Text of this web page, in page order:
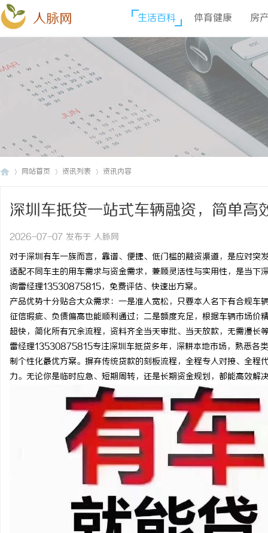
人脉网 生活百科 体育健康 房
网站首页 资讯列表 资讯内容
深圳车抵贷一站式车辆融资，简单高
2026-07-07 发布于 人脉网
对于深圳有车一族而言，靠谱、便捷、低门槛的融资渠道，是应对
适配不同车主的用车需求与资金需求，兼顾灵活性与实用性，是当
询雷经理13530875815，免费评估、快速出方案。
产品优势十分贴合大众需求：一是准入宽松，只要本人名下有合规
征信瑕疵、负债偏高也能顺利通过；二是额度充足，根据车辆市场
超快，简化所有冗余流程，资料齐全当天审批、当天放款，无需漫长
雷经理13530875815专注深圳车抵贷多年，深耕本地市场，熟悉各
制个性化最优方案。摒弃传统贷款的刻板流程，全程专人对接、全
力。无论你是临时应急、短期周转，还是长期资金规划，都能高效解